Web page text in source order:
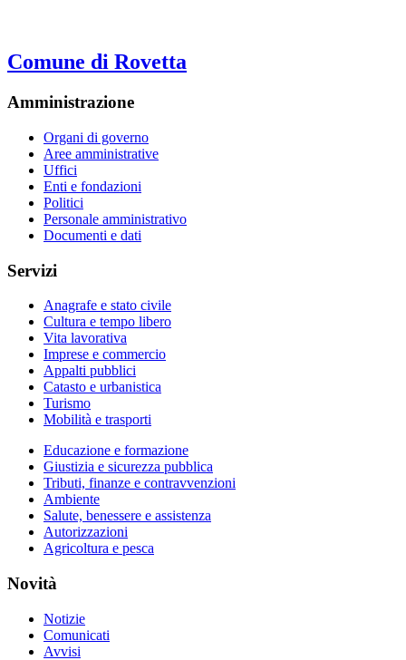
Comune di Rovetta
Amministrazione
Organi di governo
Aree amministrative
Uffici
Enti e fondazioni
Politici
Personale amministrativo
Documenti e dati
Servizi
Anagrafe e stato civile
Cultura e tempo libero
Vita lavorativa
Imprese e commercio
Appalti pubblici
Catasto e urbanistica
Turismo
Mobilità e trasporti
Educazione e formazione
Giustizia e sicurezza pubblica
Tributi, finanze e contravvenzioni
Ambiente
Salute, benessere e assistenza
Autorizzazioni
Agricoltura e pesca
Novità
Notizie
Comunicati
Avvisi